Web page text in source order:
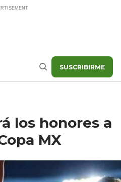
Buscar SUSCRIBIRME
los honores a
MX